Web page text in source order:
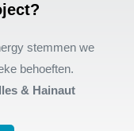
stemmen we
behoeften.
& Hainaut